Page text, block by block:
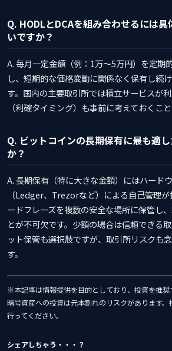
Q. HODLとDCAを組み合わせるには
いですか？
A. 毎月一定金額（例：1万〜5万円）を定期
し、短期的な価格変動に関係なく保有し続
す。国内の主要取引所では積立サービスが
（利確タイミング）も事前に考えておくこと
Q. ビットコインの長期保有に最も適
か？
A. 長期保有（特に大きな金額）にはハード
（Ledger、Trezorなど）による自己管理
ードフレーズを複数の安全な場所に保管し
とが不可欠です。少額の場合は信頼できる
ット保管も選択肢ですが、取引所リスクも
す。
※本記事は情報提供を目的としており、投資を推奨
暗号資産への投資は元本割れのリスクがあります
行ってください。
シェアしちゃう・・・？